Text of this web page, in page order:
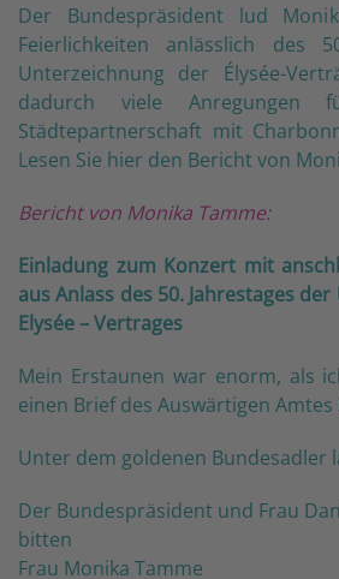
Der Bundespräsident lud
Feierlichkeiten anlässlich des
Unterzeichnung der Élysée-
dadurch viele Anregungen
Städtepartnerschaft mit
Lesen Sie hier den Bericht von
Bericht von Monika Tamme:
Einladung zum Konzert mit
aus Anlass des 50. Jahrestages
Elysée – Vertrages
Mein Erstaunen war enorm, als
einen Brief des Auswärtigen Amtes
Unter dem goldenen Bundesadler
Der Bundespräsident und Frau
bitten
Frau Monika Tamme